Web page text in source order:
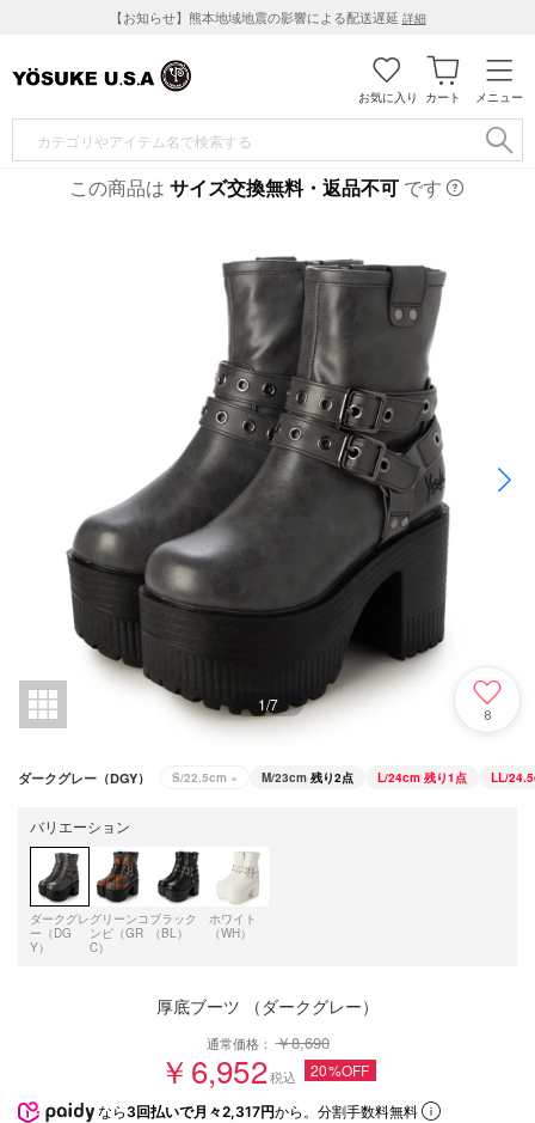
【お知らせ】熊本地域地震の影響による配送遅延 詳細
メニュー
カート
お気に入り
この商品は サイズ交換無料・返品不可 です
1/7
8
ダークグレー（DGY） S/22.5cm × M/23cm 残り2点 L/24cm 残り1点 LL/
バリエーション
ダークグレ
ー（DG
Y）
グリーンコ
ンビ（GR
C）
ブラック
（BL）
ホワイト
（WH）
厚底ブーツ （ダークグレー）
通常価格：￥8,690
￥6,952税込 20%OFF
なら 3回払いで月々2,317円から。分割手数料無料